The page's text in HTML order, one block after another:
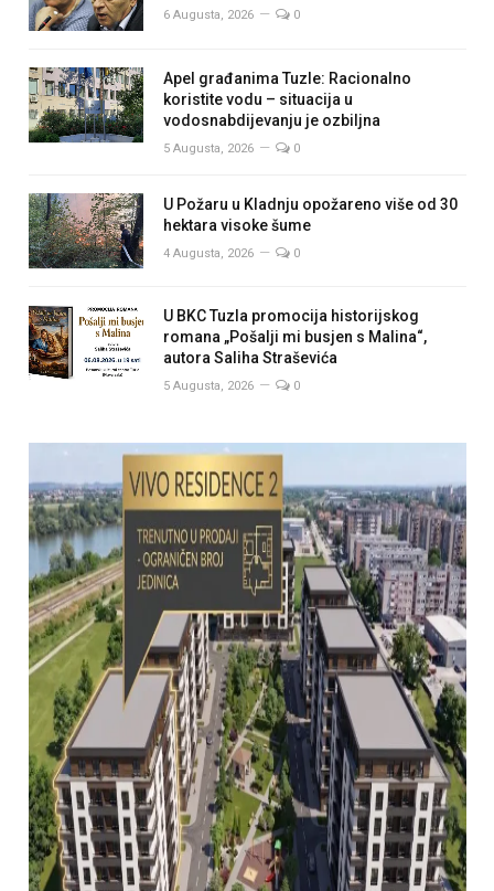
6 Augusta, 2026 0
Apel građanima Tuzle: Racionalno
koristite vodu – situacija u
vodosnabdijevanju je ozbiljna
5 Augusta, 2026 0
U Požaru u Kladnju opožareno više od 30
hektara visoke šume
4 Augusta, 2026 0
U BKC Tuzla promocija historijskog
romana „Pošalji mi busjen s Malina“,
autora Saliha Straševića
5 Augusta, 2026 0